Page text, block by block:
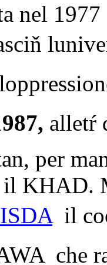
nel
per
il KHAD.
 il
 che